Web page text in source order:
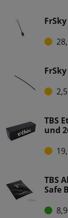
TBS
und
TBS
Safe